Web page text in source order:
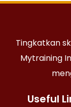
Tingkatkan
Mytraining
Useful